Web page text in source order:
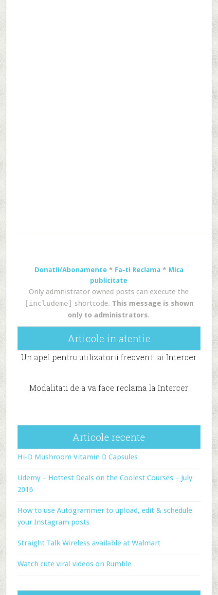
Donatii/Abonamente * Fa-ti Reclama * Mica
publicitate
Only admnistrator owned posts can execute the
[includeme] shortcode. This message is shown
only to administrators.
Articole in atentie
Un apel pentru utilizatorii frecventi ai Intercer
Modalitati de a va face reclama la Intercer
Articole recente
Hi-D Mushroom Vitamin D Capsules
Udemy – Hottest Deals on the Coolest Courses – July
2016
How to use Autogrammer to upload, edit & schedule
your Instagram posts
Straight Talk Wireless available at Walmart
Watch cute viral videos on Rumble